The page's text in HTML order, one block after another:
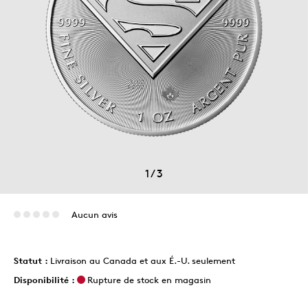
1/3
Aucun avis
Statut : Livraison au Canada et aux É.-U. seulement
Disponibilité :
Rupture de stock en magasin